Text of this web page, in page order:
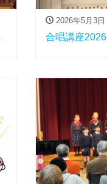
2026年5月3日
合唱講座2026